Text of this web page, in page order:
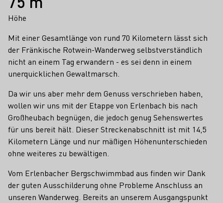
Höhe
Mit einer Gesamtlänge von rund 70 Kilometern lässt sich
der Fränkische Rotwein-Wanderweg selbstverständlich
nicht an einem Tag erwandern - es sei denn in einem
unerquicklichen Gewaltmarsch.
Da wir uns aber mehr dem Genuss verschrieben haben,
wollen wir uns mit der Etappe von Erlenbach bis nach
Großheubach begnügen, die jedoch genug Sehenswertes
für uns bereit hält. Dieser Streckenabschnitt ist mit 14,5
Kilometern Länge und nur mäßigen Höhenunterschieden
ohne weiteres zu bewältigen.
Vom Erlenbacher Bergschwimmbad aus finden wir Dank
der guten Ausschilderung ohne Probleme Anschluss an
unseren Wanderweg. Bereits an unserem Ausgangspunkt